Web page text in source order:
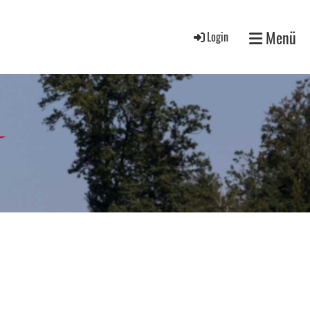
Login Menü